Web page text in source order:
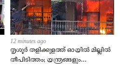
12 minutes ago
തൃശൂർ തളിക്കുളത്ത് ഓയിൽ മില്ലിൽ
തീപിടിത്തം; യന്ത്രങ്ങളും